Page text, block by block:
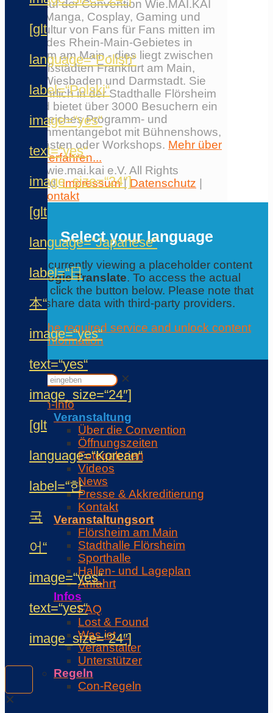
[glt
language=“Polish“
label=“Polski“
image=“yes“
text=“yes“
image_size=“24″]
[glt
language=“Japanese“
label=“日
本“
image=“yes“
text=“yes“
image_size=“24″]
[glt
language=“Korean“
label=“한
국
어“
image=“yes“
text=“yes“
image_size=“24″]
✕
Erlebe auf der Convention Wie.MAI.KAI
Anime, Manga, Cosplay, Gaming und
Japankultur von Fans für Fans mitten im
Herzen des Rhein-Main-Gebietes in
Flörsheim am Main - dies liegt zwischen
den Großstädten Frankfurt am Main,
Mainz, Wiesbaden und Darmstadt. Sie
findet jährlich in der Stadthalle Flörsheim
statt und bietet über 3000 Besuchern ein
umfangreiches Programm- und
Entertainmentangebot mit Bühnenshows,
Ehrengästen oder Workshops. Mehr über
die Con erfahren...
© 2026 wie.mai.kai e.V. All Rights
Reserved.Impressum| Datenschutz
Kontakt
Select your language
You are currently viewing a placeholder content
fromGoogle Translate. To access the actual
content, click the button below. Please note that
this will share data with third-party providers.
Accept the required service and unlock content
Further information
✕
Con-Info
Veranstaltung
Über die Convention
Öffnungszeiten
Fotogalerien
Videos
News
Presse & Akkreditierung
Kontakt
Veranstaltungsort
Flörsheim am Main
Stadthalle Flörsheim
Sporthalle
Hallen- und Lageplan
Anfahrt
Infos
FAQ
Lost & Found
Was ist …
Veranstalter
Unterstützer
Regeln
Con-Regeln